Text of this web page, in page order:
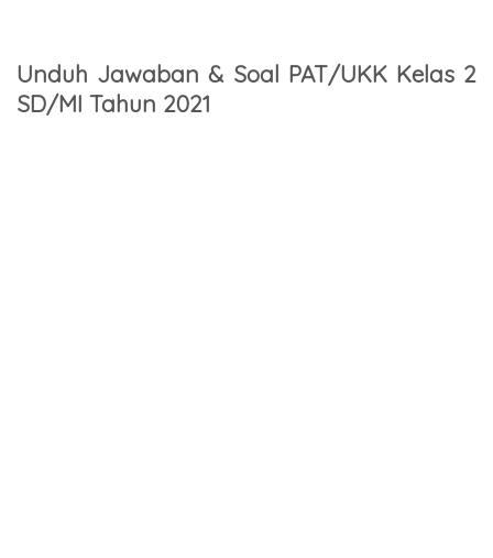
Unduh Jawaban & Soal PAT/UKK Kelas 2
SD/MI Tahun 2021